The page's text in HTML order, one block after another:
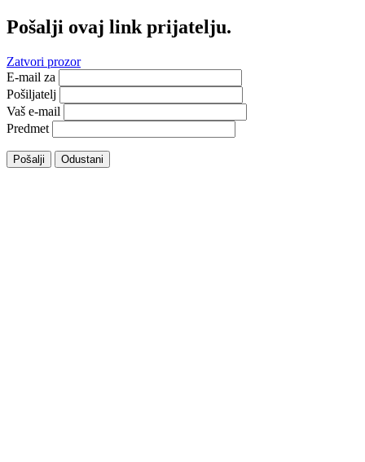
Pošalji ovaj link prijatelju.
Zatvori prozor
E-mail za
Pošiljatelj
Vaš e-mail
Predmet
Pošalji Odustani